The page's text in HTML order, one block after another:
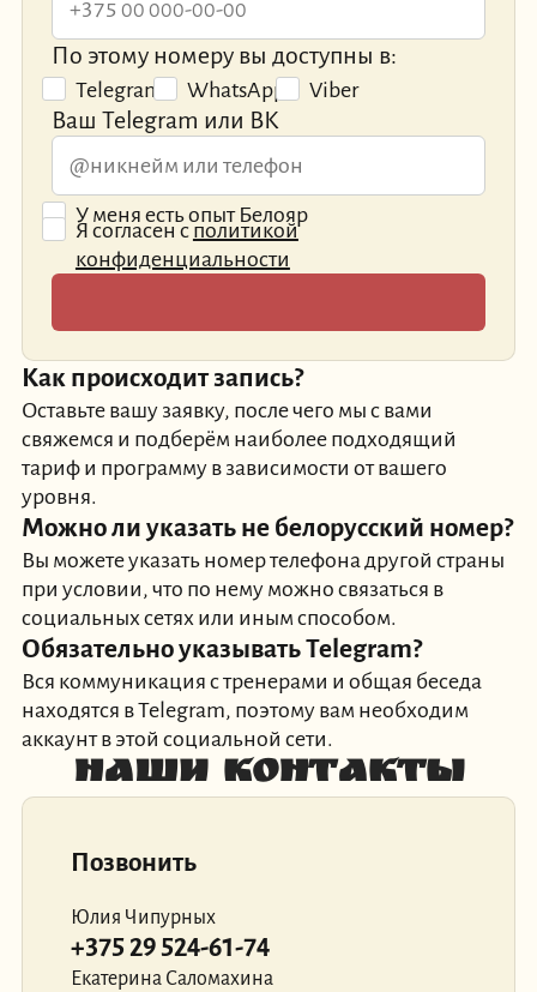
По этому номеру вы доступны в:
Telegram WhatsApp Viber
Ваш Telegram или ВК
У меня есть опыт Белояр
Я согласен с политикой
конфиденциальности
Как происходит запись?
Оставьте вашу заявку, после чего мы с вами
свяжемся и подберём наиболее подходящий
тариф и программу в зависимости от вашего
уровня.
Можно ли указать не белорусский номер?
Вы можете указать номер телефона другой страны
при условии, что по нему можно связаться в
социальных сетях или иным способом.
Обязательно указывать Telegram?
Вся коммуникация с тренерами и общая беседа
находятся в Telegram, поэтому вам необходим
аккаунт в этой социальной сети.
Наши контакты
Позвонить
Юлия Чипурных
+375 29 524-61-74
Екатерина Саломахина